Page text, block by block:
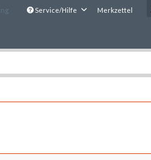
Service/Hilfe Merkzettel